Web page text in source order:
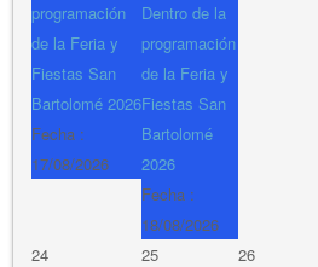
programación
de la Feria y
Fiestas San
Bartolomé 2026
Fecha :
17/08/2026
Dentro de la
programación
de la Feria y
Fiestas San
Bartolomé
2026
Fecha :
18/08/2026
24 25 26